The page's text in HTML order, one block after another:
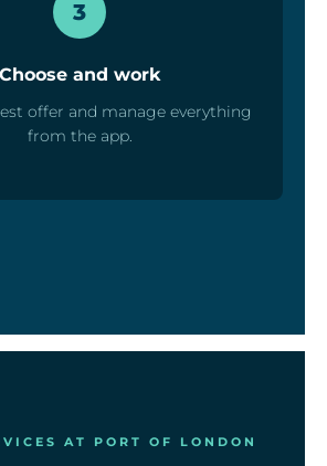
3
Choose and work
offer and manage everything
from the app.
AT PORT OF LONDON